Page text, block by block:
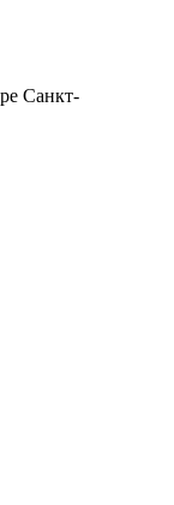
Санкт-